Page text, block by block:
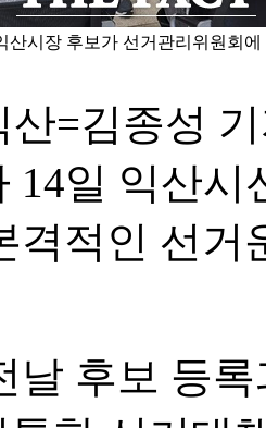
산시장 후보가 선거관리위원회
=김종성
14일 익산
격적인 선거
날 후보 등